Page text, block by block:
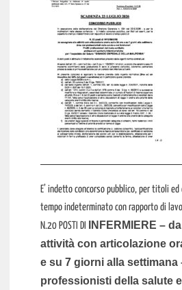
E’ indetto concorso pubblico, per titoli
tempo indeterminato con rapporto di
N.20 POSTI DI
INFERMIERE –
attività con articolazione
e su 7 giorni alla settimana
professionisti della salute